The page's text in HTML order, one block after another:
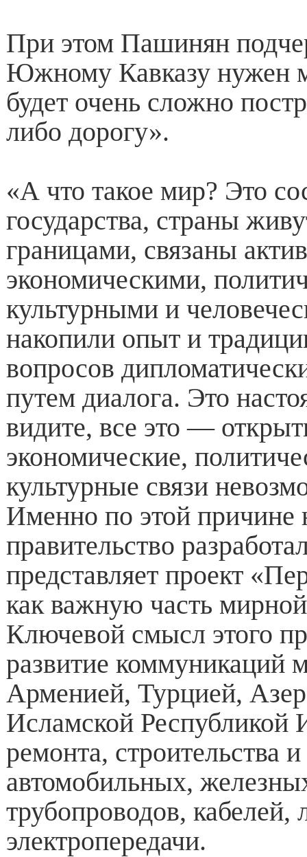
При этом Пашинян
Южному Кавказу нужен
будет очень сложно
либо дорогу».
«А что такое мир? Это
государства, страны
границами, связаны
экономическими,
культурными и
накопили опыт и
вопросов
путем диалога. Это
видите, все это —
экономические,
культурные связи
Именно по этой причине
правительство
представляет проект
как важную часть
Ключевой смысл этого
развитие коммуникаций
Арменией, Турцией,
Исламской Республикой
ремонта, строительства
автомобильных,
трубопроводов, кабелей,
электропередачи.